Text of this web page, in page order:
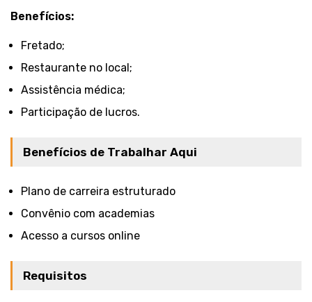
Benefícios:
Fretado;
Restaurante no local;
Assistência médica;
Participação de lucros.
Benefícios de Trabalhar Aqui
Plano de carreira estruturado
Convênio com academias
Acesso a cursos online
Requisitos